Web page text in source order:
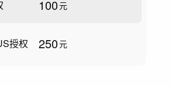
100元
授权 250元